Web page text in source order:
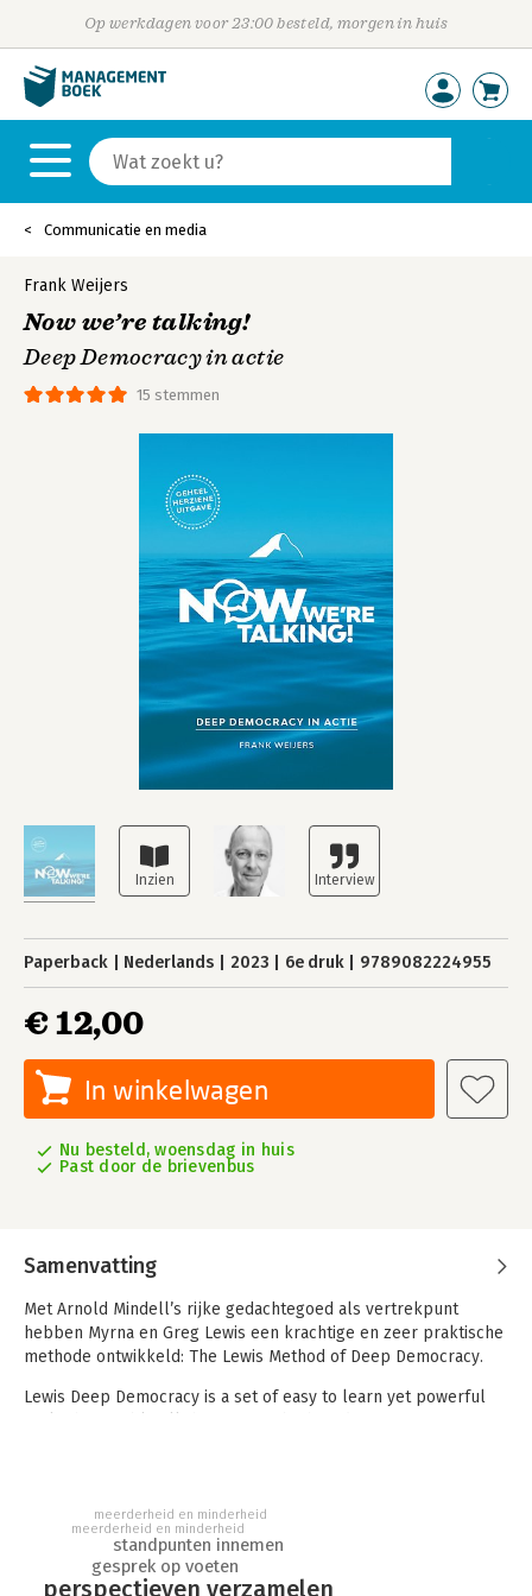
Op werkdagen voor 23:00 besteld, morgen in huis
Communicatie en media
15 stemmen
Frank Weijers
Now we’re talking!
Deep Democracy in actie
Paperback Nederlands 2023 6e druk 9789082224955
€ 12,00
In winkelwagen
Nu besteld, woensdag in huis
Past door de brievenbus
Samenvatting
Met Arnold Mindell’s rijke gedachtegoed als vertrekpunt
hebben Myrna en Greg Lewis een krachtige en zeer praktische
methode ontwikkeld: The Lewis Method of Deep Democracy.
Lewis Deep Democracy is a set of easy to learn yet powerful
individuals and for groups.
Dit boekje gaat over de praktische toepassing van deze tools.
Wat doe je als facilitator? En wat zijn woorden en zinnen die
perspectieven verzamelen
gesprek op voeten
standpunten innemen
meerderheid en minderheid
meerderheid en minderheid